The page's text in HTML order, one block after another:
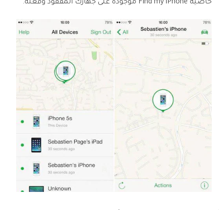
خاصية Find my iPhone موجودة على جهازك المفقود وفعله.